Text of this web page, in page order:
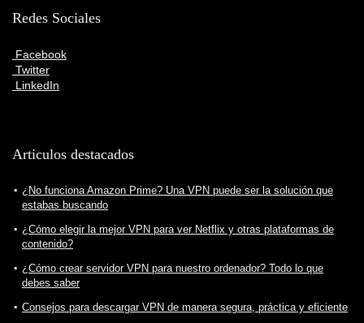
Redes Sociales
Facebook
Twitter
LinkedIn
Articulos destacados
¿No funciona Amazon Prime? Una VPN puede ser la solución que
estabas buscando
¿Cómo elegir la mejor VPN para ver Netflix y otras plataformas de
contenido?
¿Cómo crear servidor VPN para nuestro ordenador? Todo lo que
debes saber
Consejos para descargar VPN de manera segura, práctica y eficiente